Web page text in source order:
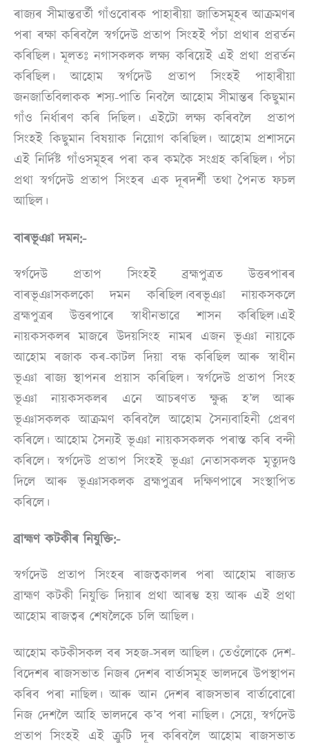
ৰাজ্যৰ সীমান্তৱৰ্তী গাঁওবোৰক পাহাৰীয়া জাতিসমূহৰ আক্ৰমণৰ
পৰা ৰক্ষা কৰিবলৈ স্বৰ্গদেউ প্ৰতাপ সিংহই পঁচা প্ৰথাৰ প্ৰৱৰ্তন
কৰিছিল। মূলতঃ নগাসকলক লক্ষ্য কৰিয়েই এই প্ৰথা প্ৰৱৰ্তন
কৰিছিল। আহোম স্বৰ্গদেউ প্ৰতাপ সিংহই পাহাৰীয়া
জনজাতিবিলাকক শস্য-পাতি নিবলৈ আহোম সীমান্তৰ কিছুমান
গাঁও নিৰ্ধাৰণ কৰি দিছিল। এইটো লক্ষ্য কৰিবলৈ প্ৰতাপ
সিংহই কিছুমান বিষয়াক নিয়োগ কৰিছিল। আহোম প্ৰশাসনে
এই নিৰ্দিষ্ট গাঁওসমূহৰ পৰা কৰ কমকৈ সংগ্ৰহ কৰিছিল। পঁচা
প্ৰথা স্বৰ্গদেউ প্ৰতাপ সিংহৰ এক দূৰদৰ্শী তথা পৈনত ফচল
আছিল।
বাৰভূঞা দমন:-
স্বৰ্গদেউ প্ৰতাপ সিংহই ব্ৰহ্মপুত্ৰত উত্তৰপাৰৰ
বাৰভূঞাসকলকো দমন কৰিছিল।বৰভূঞা নায়কসকলে
ব্ৰহ্মপুত্ৰৰ উত্তৰপাৰে স্বাধীনভাৱে শাসন কৰিছিল।এই
নায়কসকলৰ মাজৰে উদয়সিংহ নামৰ এজন ভূঞা নায়কে
আহোম ৰজাক কৰ-কাটল দিয়া বন্ধ কৰিছিল আৰু স্বাধীন
ভূঞা ৰাজ্য স্থাপনৰ প্ৰয়াস কৰিছিল। স্বৰ্গদেউ প্ৰতাপ সিংহ
ভূঞা নায়কসকলৰ এনে আচৰণত ক্ষুব্ধ হ’ল আৰু
ভূঞাসকলক আক্ৰমণ কৰিবলৈ আহোম সৈন্যবাহিনী প্ৰেৰণ
কৰিলে। আহোম সৈন্যই ভূঞা নায়কসকলক পৰাস্ত কৰি বন্দী
কৰিলে। স্বৰ্গদেউ প্ৰতাপ সিংহই ভূঞা নেতাসকলক মৃত্যুদণ্ড
দিলে আৰু ভূঞাসকলক ব্ৰহ্মপুত্ৰৰ দক্ষিণপাৰে সংস্থাপিত
কৰিলে।
ব্ৰাহ্মণ কটকীৰ নিযুক্তি:-
স্বৰ্গদেউ প্ৰতাপ সিংহৰ ৰাজত্বকালৰ পৰা আহোম ৰাজ্যত
ব্ৰাহ্মণ কটকী নিযুক্তি দিয়াৰ প্ৰথা আৰম্ভ হয় আৰু এই প্ৰথা
আহোম ৰাজত্বৰ শেষলৈকে চলি আছিল।
আহোম কটকীসকল বৰ সহজ-সৰল আছিল। তেওঁলোকে দেশ-
বিদেশৰ ৰাজসভাত নিজৰ দেশৰ বাৰ্তাসমূহ ভালদৰে উপস্থাপন
কৰিব পৰা নাছিল। আৰু আন দেশৰ ৰাজসভাৰ বাৰ্তাবোৰো
নিজ দেশলৈ আহি ভালদৰে ক’ব পৰা নাছিল। সেয়ে, স্বৰ্গদেউ
প্ৰতাপ সিংহই এই ক্ৰুটি দূৰ কৰিবলৈ আহোম ৰাজসভাত